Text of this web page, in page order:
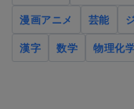
漫画アニメ
芸能
漢字
数学 物理化